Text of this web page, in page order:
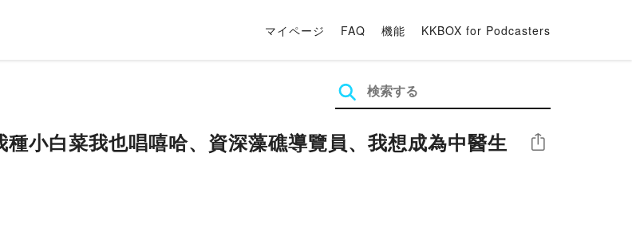
マイページ FAQ 機能 KKBOX for Podcasters
小白菜我也唱嘻哈、資深藻礁導覽員、我想成為中醫生
シェア